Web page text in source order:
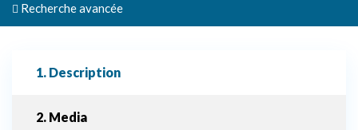
Recherche avancée
1. Description
2. Media